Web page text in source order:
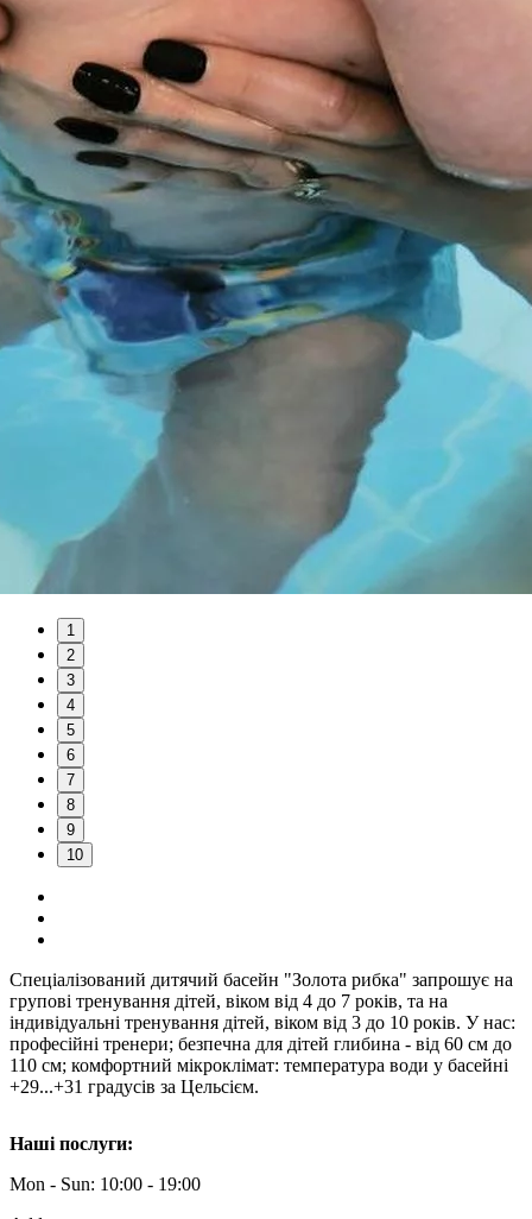
1
2
3
4
5
6
7
8
9
10
Спеціалізований дитячий басейн "Золота рибка" запрошує на
групові тренування дітей, віком від 4 до 7 років, та на
індивідуальні тренування дітей, віком від 3 до 10 років. У нас:
професійні тренери; безпечна для дітей глибина - від 60 см до
110 см; комфортний мікроклімат: температура води у басейні
+29...+31 градусів за Цельсієм.
Наші послуги:
Mon - Sun: 10:00 - 19:00